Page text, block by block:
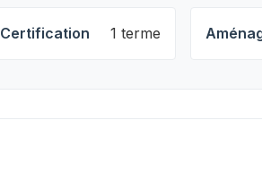
Certification 1 terme